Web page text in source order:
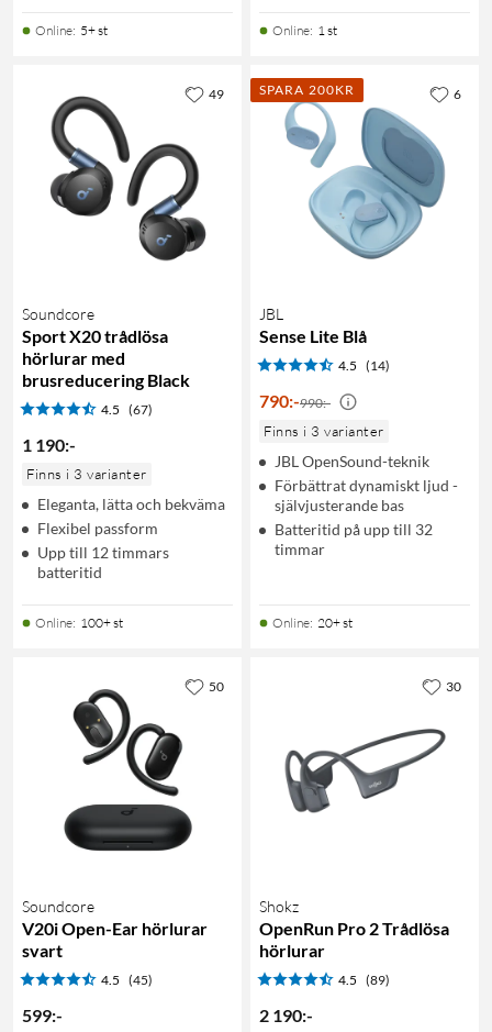
Online: 5+ st Online: 1 st
Soundcore
Sport X20 trådlösa
hörlurar med
brusreducering Black
4.5 (67)
1 190:-
Finns i 3 varianter
Eleganta, lätta och bekväma
Flexibel passform
Upp till 12 timmars
batteritid
Online: 100+ st
49 SPARA 200KR
JBL
Sense Lite Blå
4.5 (14)
790:-990:-
Finns i 3 varianter
JBL OpenSound-teknik
Förbättrat dynamiskt ljud -
självjusterande bas
Batteritid på upp till 32
timmar
Online: 20+ st
6
Soundcore
V20i Open-Ear hörlurar
svart
4.5 (45)
599:-
50
Shokz
OpenRun Pro 2 Trådlösa
hörlurar
4.5 (89)
2 190:-
30